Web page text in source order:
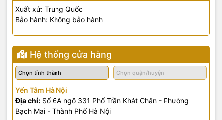
Xuất xứ: Trung Quốc
Bảo hành: Không bảo hành
Hệ thống cửa hàng
Yến Tâm Hà Nội
Địa chỉ: Số 6A ngõ 331 Phố Trần Khát Chân - Phường
Bạch Mai - Thành Phố Hà Nội